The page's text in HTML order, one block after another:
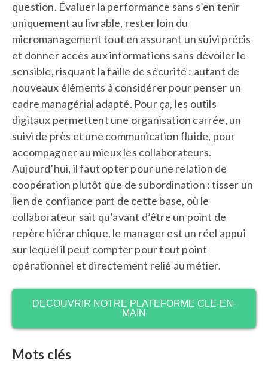
question. Évaluer la performance sans s’en tenir
uniquement au livrable, rester loin du
micromanagement tout en assurant un suivi précis
et donner accès aux informations sans dévoiler le
sensible, risquant la faille de sécurité : autant de
nouveaux éléments à considérer pour penser un
cadre managérial adapté. Pour ça, les outils
digitaux permettent une organisation carrée, un
suivi de près et une communication fluide, pour
accompagner au mieux les collaborateurs.
Aujourd’hui, il faut opter pour une relation de
coopération plutôt que de subordination : tisser un
lien de confiance part de cette base, où le
collaborateur sait qu’avant d’être un point de
repère hiérarchique, le manager est un réel appui
sur lequel il peut compter pour tout point
opérationnel et directement relié au métier.
DECOUVRIR NOTRE PLATEFORME CLE-EN-
MAIN
Mots clés